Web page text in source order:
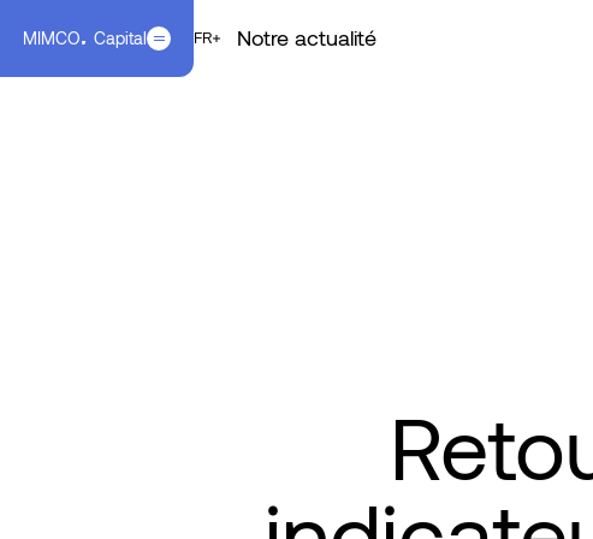
MIMCO Capital FR
ENFR Notre actualité